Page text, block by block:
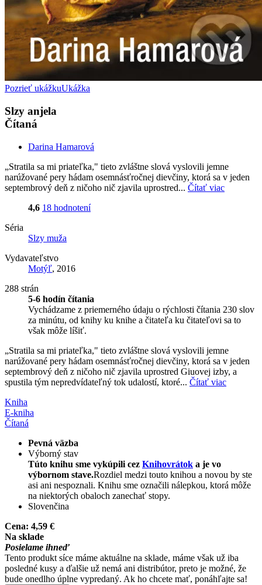
Pozrieť ukážkuUkážka
Slzy anjela
Čítaná
Darina Hamarová
„Stratila sa mi priateľka," tieto zvláštne slová vyslovili jemne
narúžované pery hádam osemnásťročnej dievčiny, ktorá sa v jeden
septembrový deň z ničoho nič zjavila uprostred... Čítať viac
4,6 18 hodnotení
Séria
Slzy muža
Vydavateľstvo
Motýľ, 2016
288 strán
5-6 hodín čítania
Vychádzame z priemerného údaju o rýchlosti čítania 230 slov
za minútu, od knihy ku knihe a čitateľa ku čitateľovi sa to
však môže líšiť.
„Stratila sa mi priateľka," tieto zvláštne slová vyslovili jemne
narúžované pery hádam osemnásťročnej dievčiny, ktorá sa v jeden
septembrový deň z ničoho nič zjavila uprostred Giuovej izby, a
spustila tým nepredvídateľný tok udalostí, ktoré... Čítať viac
Kniha
E-kniha
Čítaná
Pevná väzba
Výborný stav
Túto knihu sme vykúpili cez Knihovrátok a je vo
výbornom stave.Rozdiel medzi touto knihou a novou by ste
asi ani nespoznali. Knihu sme označili nálepkou, ktorá môže
na niektorých obaloch zanechať stopy.
Slovenčina
Cena: 4,59 €
Na sklade
Posielame ihneď
Tento produkt síce máme aktuálne na sklade, máme však už iba
posledné kusy a ďalšie už nemá ani distribútor, preto je možné, že
bude onedlho úplne vypredaný. Ak ho chcete mať, ponáhľajte sa!